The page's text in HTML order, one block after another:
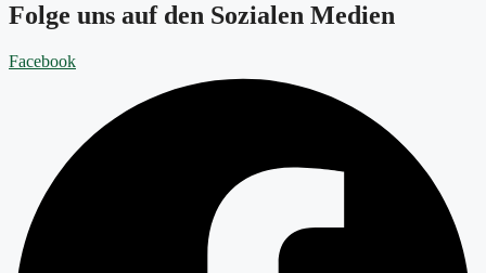
Folge uns auf den Sozialen Medien
Facebook